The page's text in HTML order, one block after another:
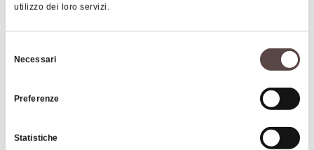
utilizzo dei loro servizi.
delNecessari
Preferenze
Statistiche
Via Gorgognano, 4
HOW TO GET THERE